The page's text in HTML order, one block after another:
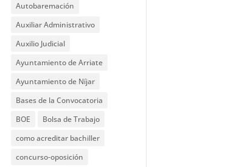
Autobaremación
Auxiliar Administrativo
Auxilio Judicial
Ayuntamiento de Arriate
Ayuntamiento de Níjar
Bases de la Convocatoria
BOE
Bolsa de Trabajo
como acreditar bachiller
concurso-oposición